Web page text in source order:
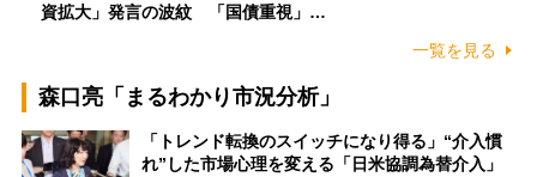
資拡大」発言の波紋 「国債重視」…
一覧を見る
森口亮「まるわかり市況分析」
「トレンド転換のスイッチになり得る」“介入慣
れ”した市場心理を変える「日米協調為替介入」